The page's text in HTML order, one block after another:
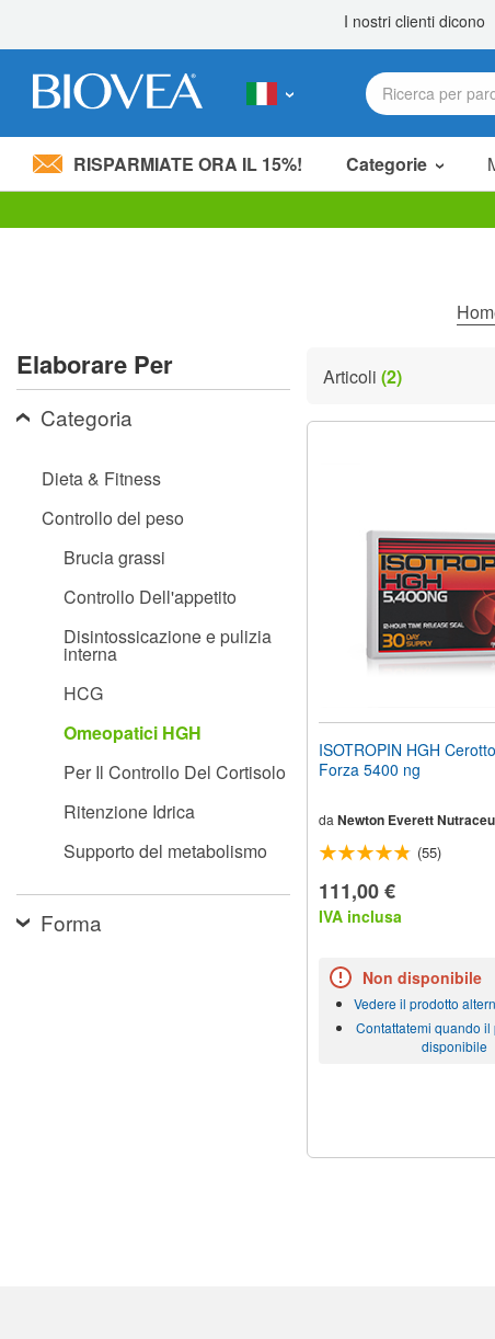
Nota:
accessibilità.
Premi
Control-
adattare
utilizzano
RISPARMIATE ORA IL 15%! Categorie
Elaborare Per
Categoria
Dieta & Fitness
Controllo del peso
Brucia grassi
Controllo Dell'appetito
Disintossicazione e pulizia
interna
HCG
Omeopatici HGH
Per Il Controllo Del Cortisolo
Ritenzione Idrica
Supporto del metabolismo
Forma
Articoli (2)
ISOTROPIN HGH
Forza 5400 ng
da Newton Everett
(55)
111,00 €
IVA inclusa
Non disponibile
Vedere il prodotto
Contattatemi quando il
disponibile